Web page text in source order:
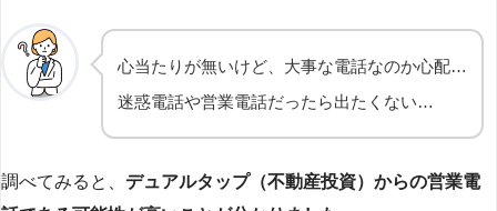
心当たりが無いけど、大事な電話なのか心配…
迷惑電話や営業電話だったら出たくない…
調べてみると、 デュアルタップ（不動産投資）からの営業電